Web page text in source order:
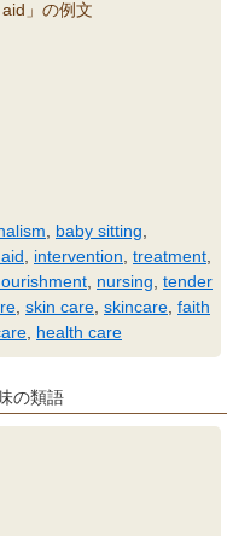
」の例文
baby sitting
intervention treatment
nursing tender
skin care skincare faith
health care
の類語